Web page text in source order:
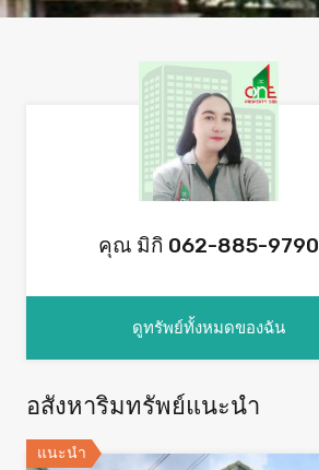
คุณ มิกิ 062-885-9790
ดูทรัพย์ทั้งหมดของฉัน
อสังหาริมทรัพย์แนะนำ
แนะนำ